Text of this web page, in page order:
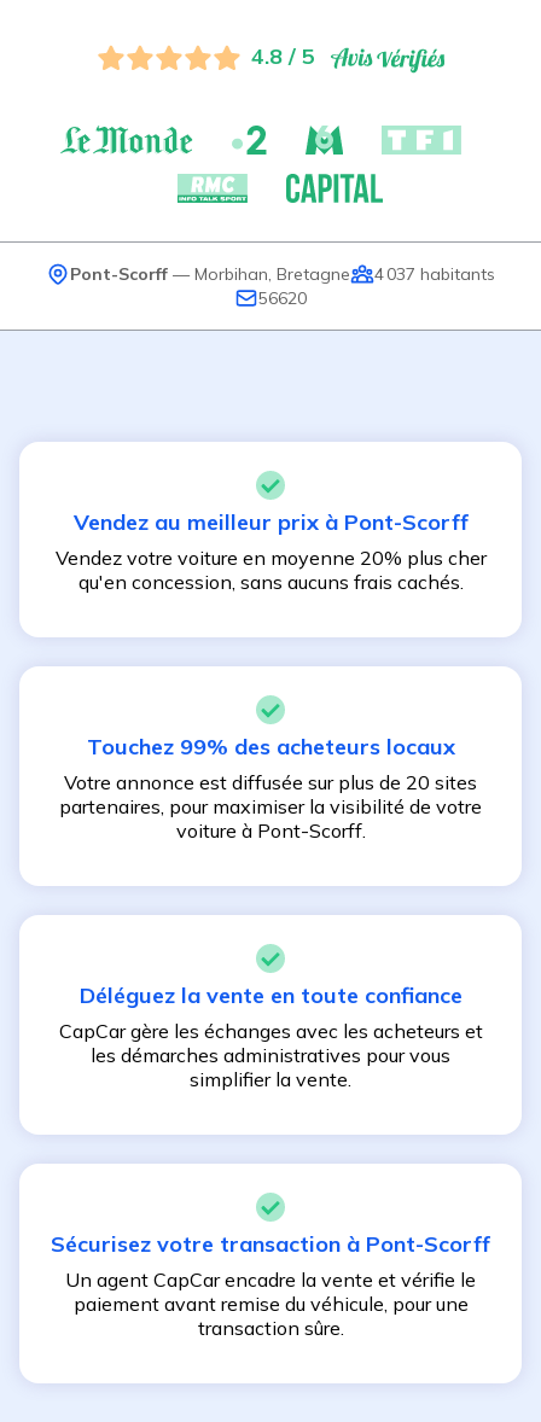
4.8 / 5
Pont-Scorff — Morbihan Bretagne 4 037 habitants
56620
Vendez au meilleur prix à Pont-Scorff
Vendez votre voiture en moyenne 20% plus cher
qu'en concession, sans aucuns frais cachés.
Touchez 99% des acheteurs locaux
Votre annonce est diffusée sur plus de 20 sites
partenaires, pour maximiser la visibilité de votre
voiture à Pont-Scorff.
Déléguez la vente en toute confiance
CapCar gère les échanges avec les acheteurs et
les démarches administratives pour vous
simplifier la vente.
Sécurisez votre transaction à Pont-Scorff
Un agent CapCar encadre la vente et vérifie le
paiement avant remise du véhicule, pour une
transaction sûre.